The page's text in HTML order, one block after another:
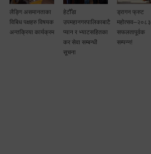
लैङ्गि असमानताका
विबिध पक्षहरु विषयक
अन्तक्रिया कार्यक्रम
हेटौँडा
उपमहानगरपालिकाबाटै
प्यान र भ्याटसहितका
कर सेवा सम्बन्धी
सूचना
ड्रागन फ्रुट
महोत्सव–२०८३
सफलतापूर्वक
सम्पन्न!